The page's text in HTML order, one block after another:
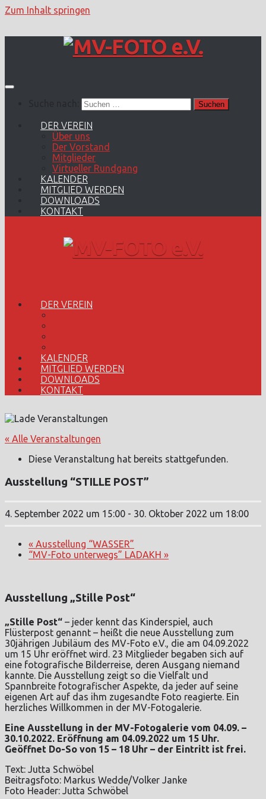
Zum Inhalt springen
DER VEREIN
Über uns
Der Vorstand
Mitglieder
Virtueller Rundgang
KALENDER
MITGLIED WERDEN
DOWNLOADS
KONTAKT
DER VEREIN
KALENDER
MITGLIED WERDEN
DOWNLOADS
KONTAKT
« Alle Veranstaltungen
Diese Veranstaltung hat bereits stattgefunden.
Ausstellung “STILLE POST”
4. September 2022 um 15:00 - 30. Oktober 2022 um 18:00
« Ausstellung “WASSER”
“MV-Foto unterwegs” LADAKH »
Ausstellung „Stille Post“
„Stille Post“ – jeder kennt das Kinderspiel, auch
Flüsterpost genannt – heißt die neue Ausstellung zum
30jährigen Jubiläum des MV-Foto e.V., die am 04.09.2022
um 15 Uhr eröffnet wird. 23 Mitglieder begaben sich auf
eine fotografische Bilderreise, deren Ausgang niemand
kannte. Die Ausstellung zeigt so die Vielfalt und
Spannbreite fotografischer Aspekte, da jeder auf seine
eigenen Art auf das ihm zugesandte Foto reagierte. Ein
herzliches Willkommen in der MV-Fotogalerie.
Eine Ausstellung in der MV-Fotogalerie vom 04.09. –
30.10.2022. Eröffnung am 04.09.2022 um 15 Uhr.
Geöffnet Do-So von 15 – 18 Uhr – der Eintritt ist frei.
Text: Jutta Schwöbel
Beitragsfoto: Markus Wedde/Volker Janke
Foto Header: Jutta Schwöbel